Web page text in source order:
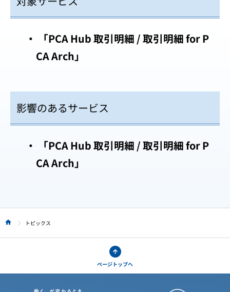
「PCA Hub 取引明細 / 取引明細 for P
CA Arch」
影響のあるサービス
「PCA Hub 取引明細 / 取引明細 for P
CA Arch」
HOME トピックス
ページトップへ